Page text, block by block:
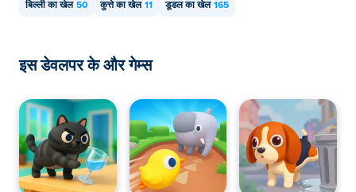
बिल्ली का खेल 50 कुत्ते का खेल 11 डूडल का खेल 165
इस डेवलपर के और गेम्स